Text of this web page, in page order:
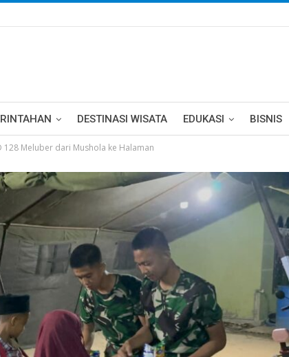
DESTINASI WISATA EDUKASI BISNIS
128 Meluber dari Mushola ke Halaman